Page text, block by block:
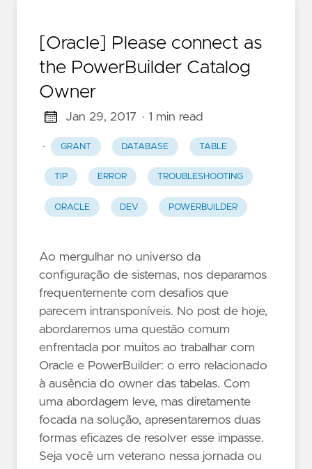
[Oracle] Please connect as
the PowerBuilder Catalog
Owner
Jan 29, 2017 · 1 min read
· GRANT DATABASE TABLE
TIP ERROR TROUBLESHOOTING
ORACLE DEV POWERBUILDER
Ao mergulhar no universo da
configuração de sistemas, nos deparamos
frequentemente com desafios que
parecem intransponíveis. No post de hoje,
abordaremos uma questão comum
enfrentada por muitos ao trabalhar com
Oracle e PowerBuilder: o erro relacionado
à ausência do owner das tabelas. Com
uma abordagem leve, mas diretamente
focada na solução, apresentaremos duas
formas eficazes de resolver esse impasse.
Seja você um veterano nessa jornada ou